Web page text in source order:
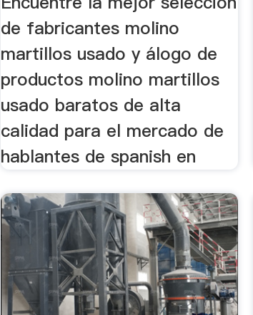
de fabricantes molino
martillos usado y álogo de
productos molino martillos
usado baratos de alta
calidad para el mercado de
hablantes de spanish en